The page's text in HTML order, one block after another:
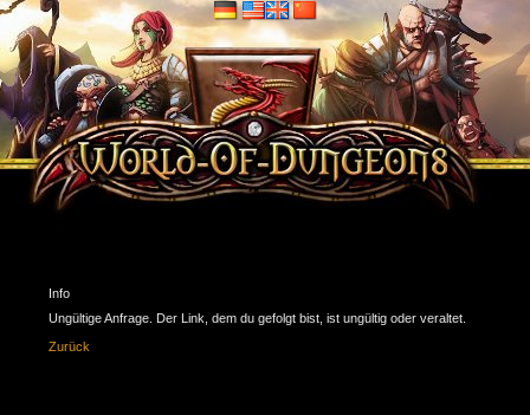
Info
Ungültige Anfrage. Der Link, dem du gefolgt bist, ist ungültig oder veraltet.
Zurück